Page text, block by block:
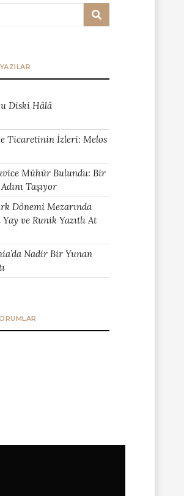
Diski Hâlâ
Ticaretinin İzleri: Melos
Mühür Bulundu: Bir
Taşıyor
Dönemi Mezarında
Yay ve Runik Yazıtlı At
Nadir Bir Yunan